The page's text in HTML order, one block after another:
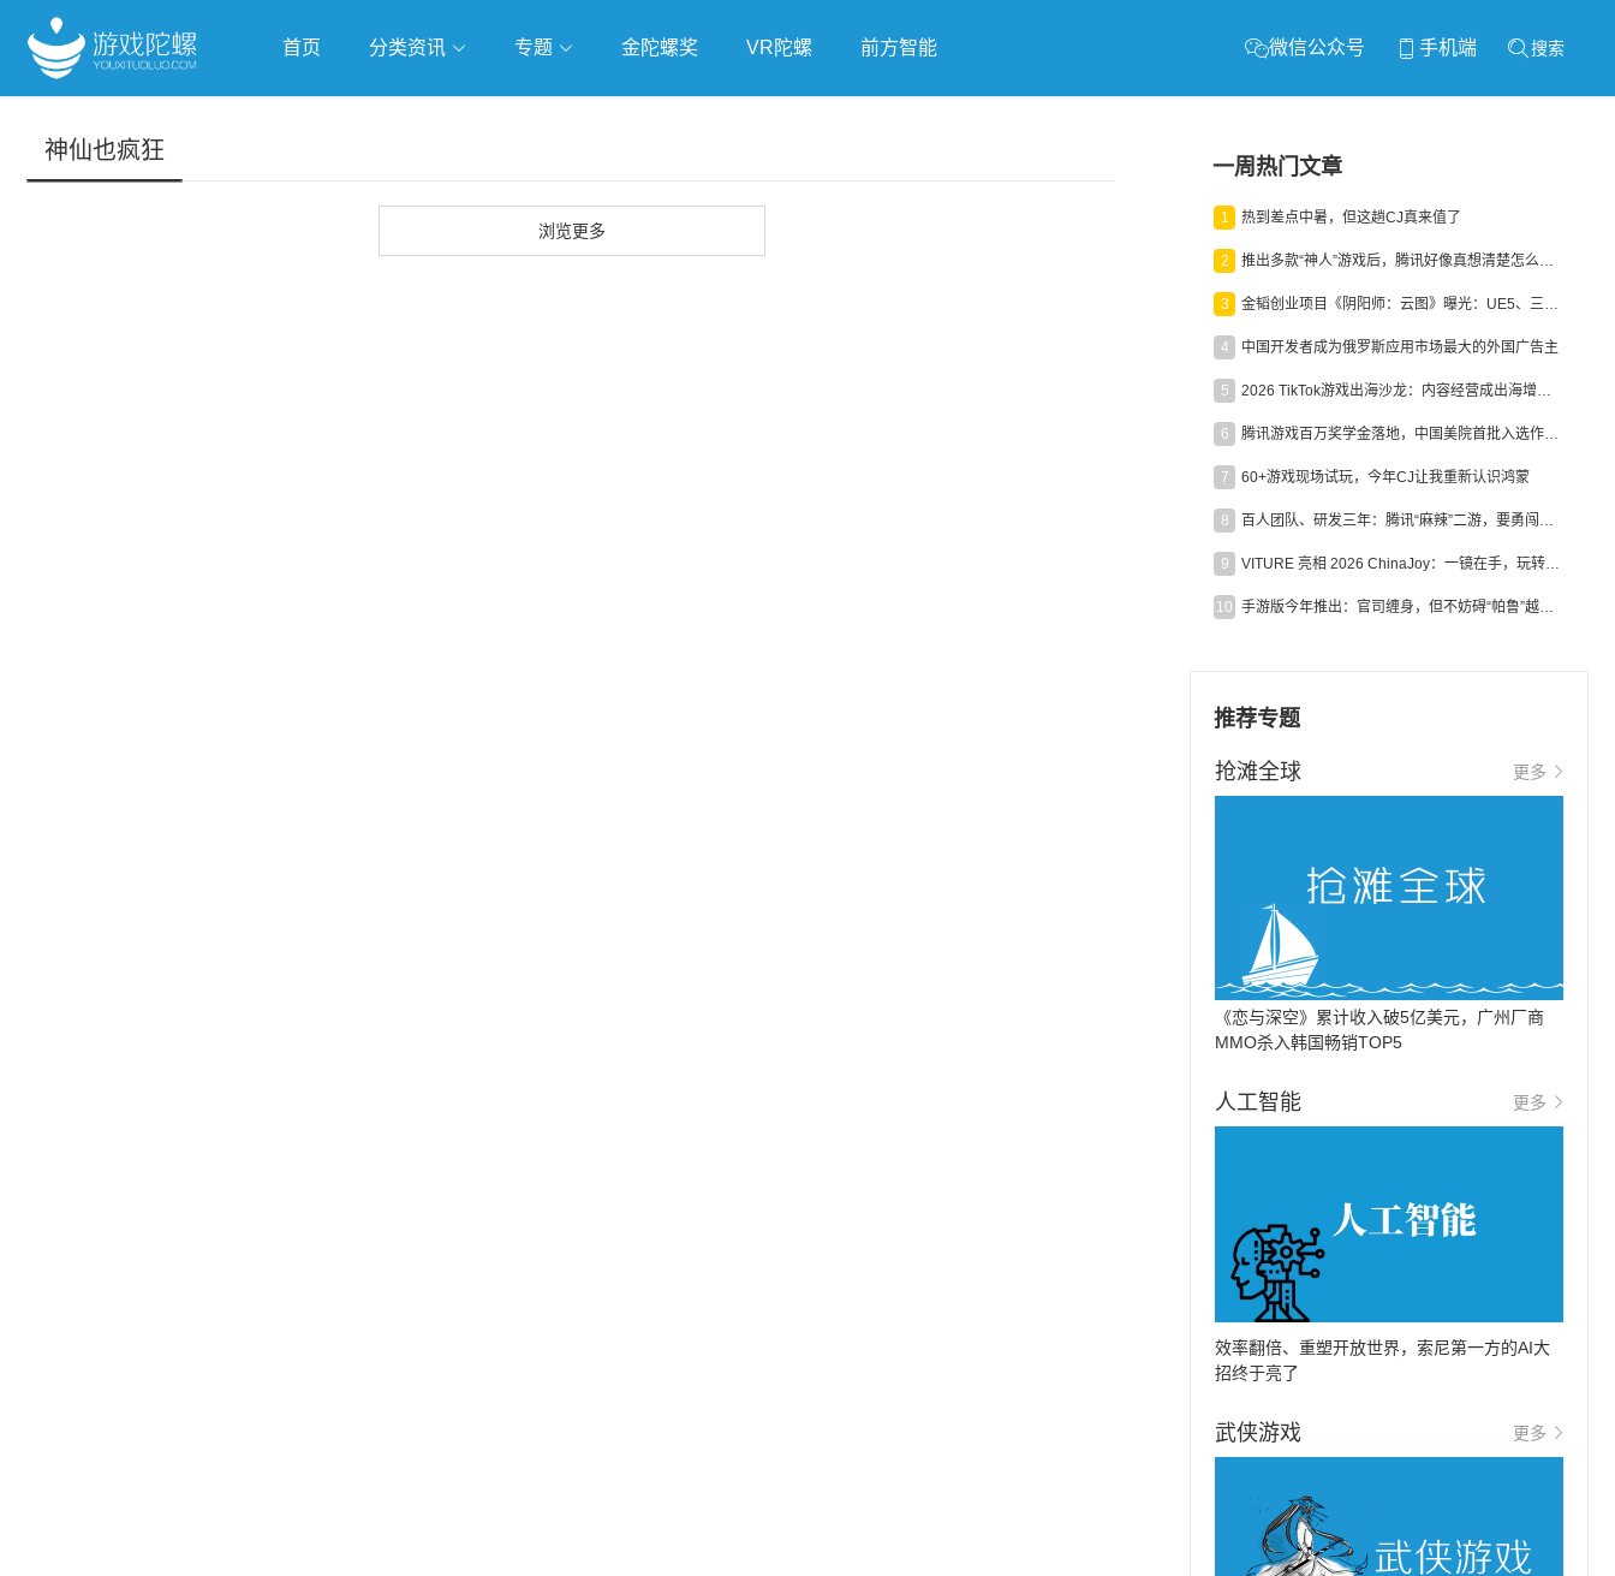
首页 分类资讯 专题 金陀螺奖 VR陀螺 前方智能 微信公众号 手机端 搜索
神仙也疯狂
浏览更多
一周热门文章
1 热到差点中暑，但这趟CJ真来值了
2 推出多款“神人”游戏后，腾讯好像真想清楚怎么做二次元了
3 金韬创业项目《阴阳师：云图》曝光：UE5、三端互通、ARPG
4 中国开发者成为俄罗斯应用市场最大的外国广告主
5 2026 TikTok游戏出海沙龙：内容经营成出海增长新引擎
6 腾讯游戏百万奖学金落地，中国美院首批入选作品获业内关注
7 60+游戏现场试玩，今年CJ让我重新认识鸿蒙
8 百人团队、研发三年：腾讯“麻辣”二游，要勇闯男性恋爱市场
9 VITURE 亮相 2026 ChinaJoy：一镜在手，玩转全场！
10 手游版今年推出：官司缠身，但不妨碍“帕鲁”越来越火
推荐专题
抢滩全球 更多
《恋与深空》累计收入破5亿美元，广州厂商
MMO杀入韩国畅销TOP5
人工智能 更多
效率翻倍、重塑开放世界，索尼第一方的AI大
招终于亮了
武侠游戏 更多